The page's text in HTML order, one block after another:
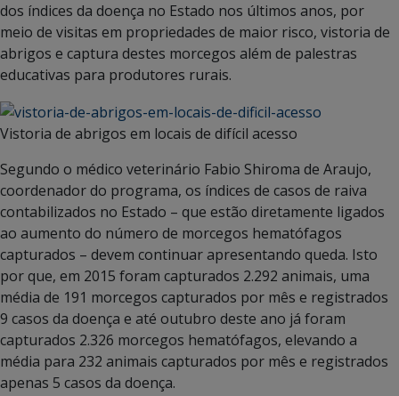
dos índices da doença no Estado nos últimos anos, por
meio de visitas em propriedades de maior risco, vistoria de
abrigos e captura destes morcegos além de palestras
educativas para produtores rurais.
Vistoria de abrigos em locais de difícil acesso
Segundo o médico veterinário Fabio Shiroma de Araujo,
coordenador do programa, os índices de casos de raiva
contabilizados no Estado – que estão diretamente ligados
ao aumento do número de morcegos hematófagos
capturados – devem continuar apresentando queda. Isto
por que, em 2015 foram capturados 2.292 animais, uma
média de 191 morcegos capturados por mês e registrados
9 casos da doença e até outubro deste ano já foram
capturados 2.326 morcegos hematófagos, elevando a
média para 232 animais capturados por mês e registrados
apenas 5 casos da doença.